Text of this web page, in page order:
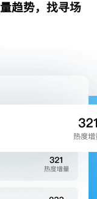
趋势，找寻场